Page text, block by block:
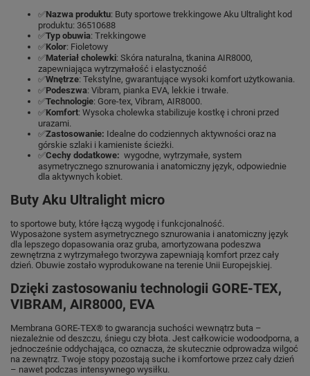
✅Nazwa produktu: Buty sportowe trekkingowe Aku Ultralight kod
produktu: 36510688
✅Typ obuwia: Trekkingowe
✅Kolor: Fioletowy
✅Materiał cholewki: Skóra naturalna, tkanina AIR8000,
zapewniająca wytrzymałość i elastyczność
✅Wnętrze: Tekstylne, gwarantujące wysoki komfort użytkowania.
✅Podeszwa: Vibram, pianka EVA, lekkie i trwałe.
✅Technologie: Gore-tex, Vibram, AIR8000.
✅Komfort: Wysoka cholewka stabilizuje kostkę i chroni przed
urazami.
✅Zastosowanie: Idealne do codziennych aktywności oraz na
górskie szlaki i kamieniste ścieżki.
✅Cechy dodatkowe: wygodne, wytrzymałe, system
asymetrycznego sznurowania i anatomiczny język, odpowiednie
dla aktywnych kobiet.
Buty Aku Ultralight micro
to sportowe buty, które łączą wygodę i funkcjonalność.
Wyposażone system asymetrycznego sznurowania i anatomiczny język
dla lepszego dopasowania oraz gruba, amortyzowana podeszwa
zewnętrzna z wytrzymałego tworzywa zapewniają komfort przez cały
dzień. Obuwie zostało wyprodukowane na terenie Unii Europejskiej.
Dzięki zastosowaniu technologii GORE-TEX,
VIBRAM, AIR8000, EVA
Membrana GORE-TEX® to gwarancja suchości wewnątrz buta –
niezależnie od deszczu, śniegu czy błota. Jest całkowicie wodoodporna, a
jednocześnie oddychająca, co oznacza, że skutecznie odprowadza wilgoć
na zewnątrz. Twoje stopy pozostają suche i komfortowe przez cały dzień
– nawet podczas intensywnego wysiłku.